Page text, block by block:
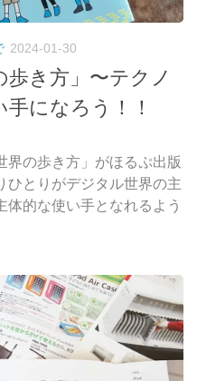
2024-01-30
き方」〜テクノ
になろう！！
界の歩き方」がほるぷ出版
ひとりがデジタル世界の主
体的な使い手となれるよう